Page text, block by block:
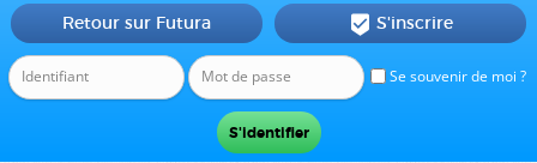
Se souvenir de moi ?
Retour sur Futura  S'inscrire